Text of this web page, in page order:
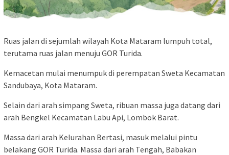
Ruas jalan di sejumlah wilayah Kota Mataram lumpuh total,
terutama ruas jalan menuju GOR Turida.
Kemacetan mulai menumpuk di perempatan Sweta Kecamatan
Sandubaya, Kota Mataram.
Selain dari arah simpang Sweta, ribuan massa juga datang dari
arah Bengkel Kecamatan Labu Api, Lombok Barat.
Massa dari arah Kelurahan Bertasi, masuk melalui pintu
belakang GOR Turida. Massa dari arah Tengah, Babakan